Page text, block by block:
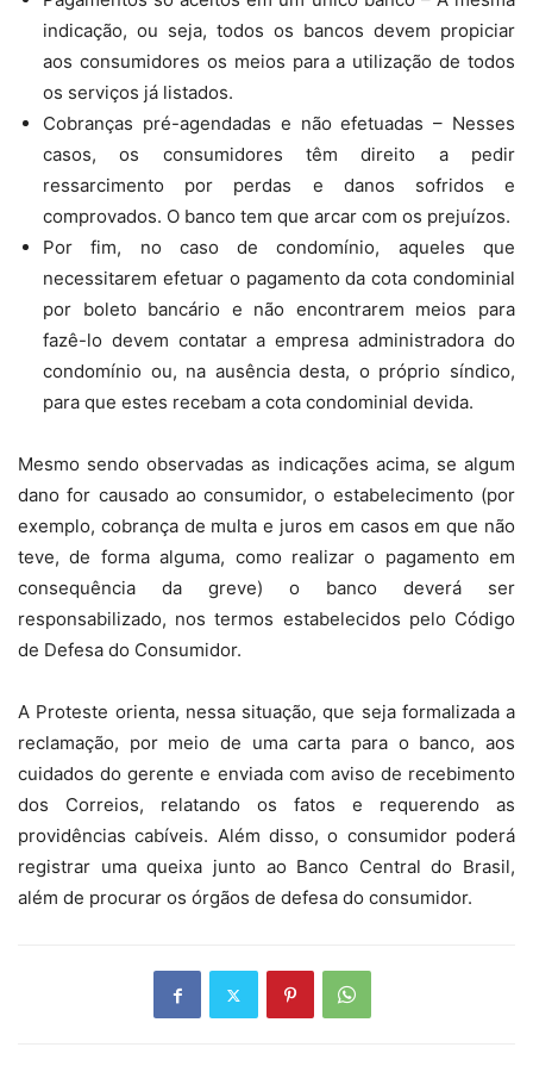
indicação, ou seja, todos os bancos devem propiciar
aos consumidores os meios para a utilização de todos
os serviços já listados.
Cobranças pré-agendadas e não efetuadas – Nesses
casos, os consumidores têm direito a pedir
ressarcimento por perdas e danos sofridos e
comprovados. O banco tem que arcar com os prejuízos.
Por fim, no caso de condomínio, aqueles que
necessitarem efetuar o pagamento da cota condominial
por boleto bancário e não encontrarem meios para
fazê-lo devem contatar a empresa administradora do
condomínio ou, na ausência desta, o próprio síndico,
para que estes recebam a cota condominial devida.
Mesmo sendo observadas as indicações acima, se algum
dano for causado ao consumidor, o estabelecimento (por
exemplo, cobrança de multa e juros em casos em que não
teve, de forma alguma, como realizar o pagamento em
consequência da greve) o banco deverá ser
responsabilizado, nos termos estabelecidos pelo Código
de Defesa do Consumidor.
A Proteste orienta, nessa situação, que seja formalizada a
reclamação, por meio de uma carta para o banco, aos
cuidados do gerente e enviada com aviso de recebimento
dos Correios, relatando os fatos e requerendo as
providências cabíveis. Além disso, o consumidor poderá
registrar uma queixa junto ao Banco Central do Brasil,
além de procurar os órgãos de defesa do consumidor.